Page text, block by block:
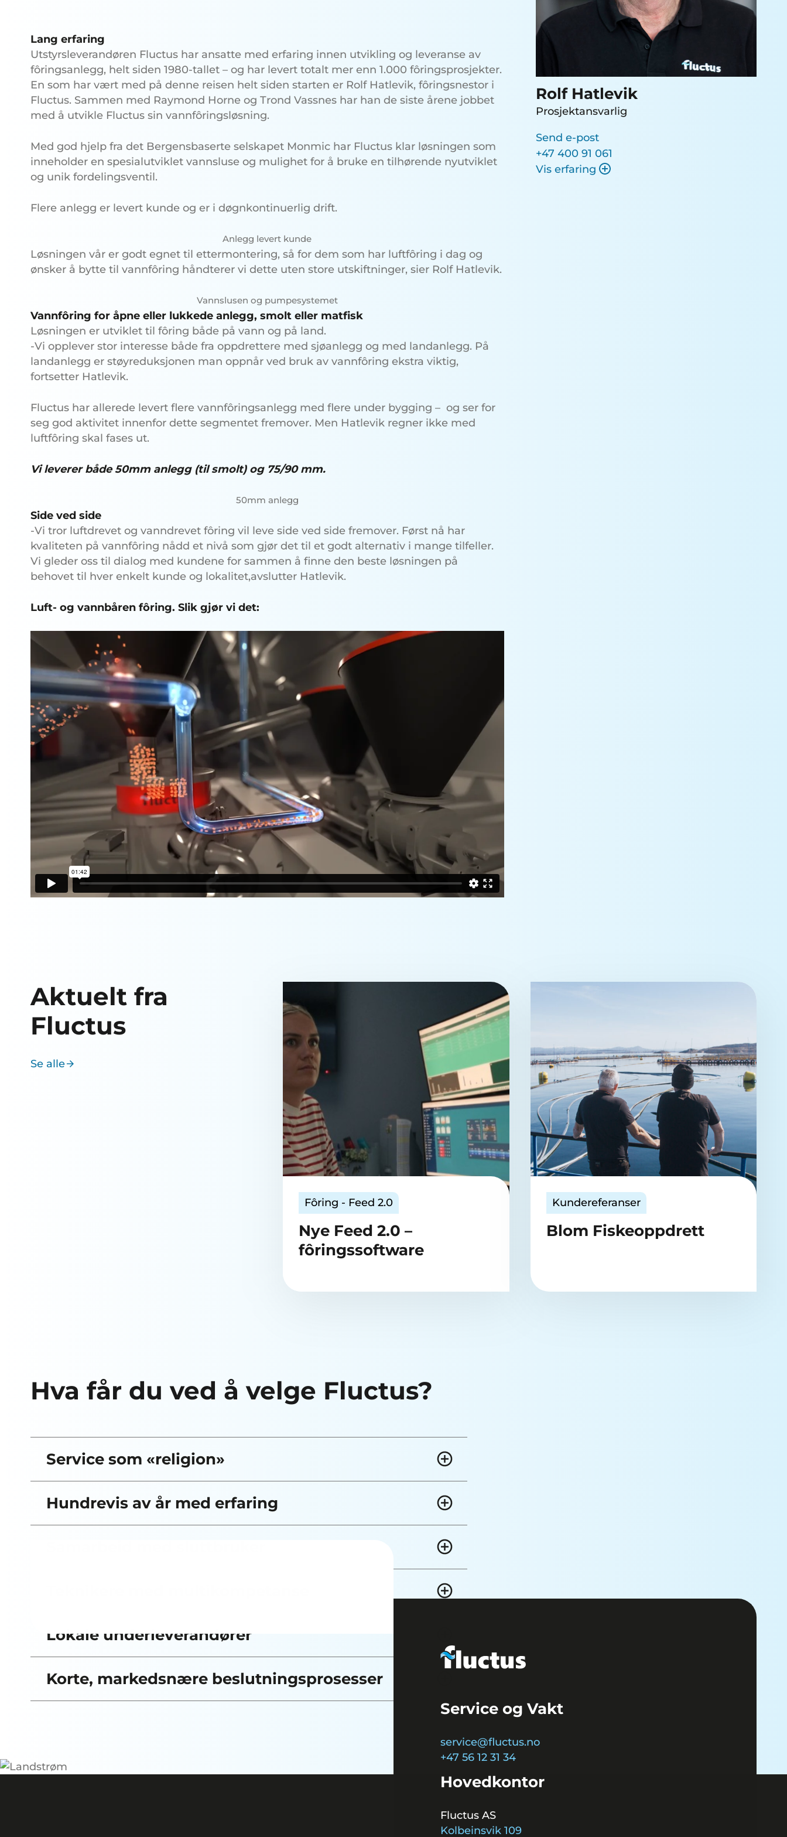
Lang erfaring
Utstyrsleverandøren Fluctus har ansatte med erfaring innen utvikling og leveranse av
fôringsanlegg, helt siden 1980-tallet – og har levert totalt mer enn 1.000 fôringsprosjekter.
En som har vært med på denne reisen helt siden starten er Rolf Hatlevik, fôringsnestor i
Fluctus. Sammen med Raymond Horne og Trond Vassnes har han de siste årene jobbet
med å utvikle Fluctus sin vannfôringsløsning.
Med god hjelp fra det Bergensbaserte selskapet Monmic har Fluctus klar løsningen som
inneholder en spesialutviklet vannsluse og mulighet for å bruke en tilhørende nyutviklet
og unik fordelingsventil.
Flere anlegg er levert kunde og er i døgnkontinuerlig drift.
Anlegg levert kunde
Løsningen vår er godt egnet til ettermontering, så for dem som har luftfôring i dag og
ønsker å bytte til vannfôring håndterer vi dette uten store utskiftninger, sier Rolf Hatlevik.
Vannslusen og pumpesystemet
Vannfôring for åpne eller lukkede anlegg, smolt eller matfisk
Løsningen er utviklet til fôring både på vann og på land.
-Vi opplever stor interesse både fra oppdrettere med sjøanlegg og med landanlegg. På
landanlegg er støyreduksjonen man oppnår ved bruk av vannfôring ekstra viktig,
fortsetter Hatlevik.
Fluctus har allerede levert flere vannfôringsanlegg med flere under bygging – og ser for
seg god aktivitet innenfor dette segmentet fremover. Men Hatlevik regner ikke med
luftfôring skal fases ut.
Vi leverer både 50mm anlegg (til smolt) og 75/90 mm.
50mm anlegg
Side ved side
-Vi tror luftdrevet og vanndrevet fôring vil leve side ved side fremover. Først nå har
kvaliteten på vannfôring nådd et nivå som gjør det til et godt alternativ i mange tilfeller.
Vi gleder oss til dialog med kundene for sammen å finne den beste løsningen på
behovet til hver enkelt kunde og lokalitet,avslutter Hatlevik.
Luft- og vannbåren fôring. Slik gjør vi det:
Rolf Hatlevik
Prosjektansvarlig
Send e-post
+47 400 91 061
Vis erfaring
Aktuelt fra
Fluctus
arrow_forward
Se alle
Fôring - Feed 2.0
Nye Feed 2.0 –
fôringssoftware
Kundereferanser
Blom Fiskeoppdrett
Hva får du ved å velge Fluctus?
Service som «religion»
Hundrevis av år med erfaring
Lokale underleverandører
Korte, markedsnære beslutningsprosesser
Service og Vakt
service@fluctus.no
+47 56 12 31 34
Hovedkontor
Fluctus AS
Kolbeinsvik 109